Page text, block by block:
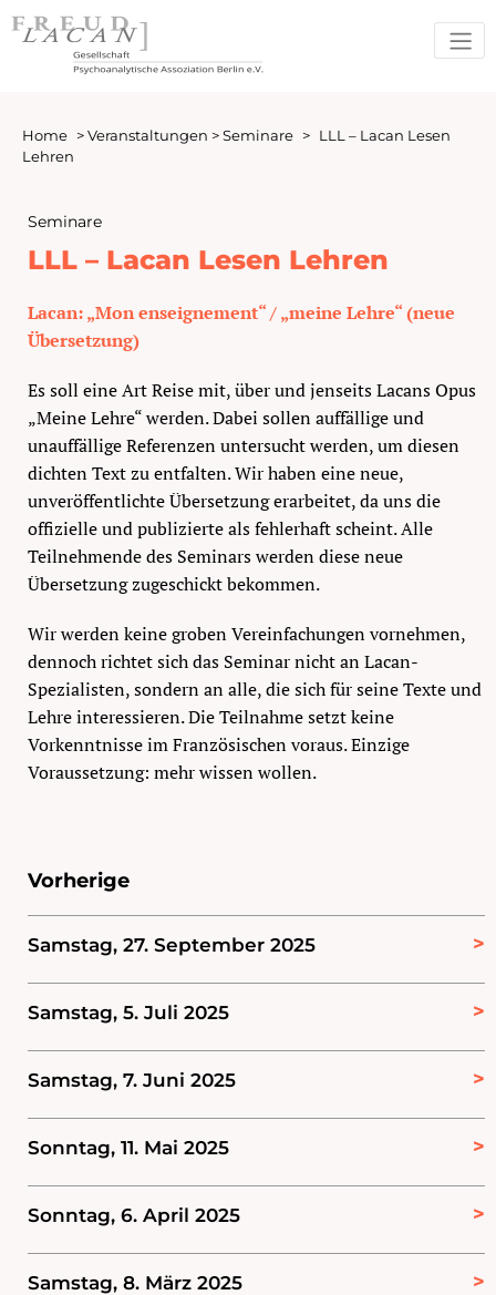
Home >Veranstaltungen >Seminare > LLL – Lacan Lesen
Lehren
Seminare
LLL – Lacan Lesen Lehren
Lacan: „Mon enseignement“ / „meine Lehre“ (neue
Übersetzung)
Es soll eine Art Reise mit, über und jenseits Lacans Opus
„Meine Lehre“ werden. Dabei sollen auffällige und
unauffällige Referenzen untersucht werden, um diesen
dichten Text zu entfalten. Wir haben eine neue,
unveröffentlichte Übersetzung erarbeitet, da uns die
offizielle und publizierte als fehlerhaft scheint. Alle
Teilnehmende des Seminars werden diese neue
Übersetzung zugeschickt bekommen.
Wir werden keine groben Vereinfachungen vornehmen,
dennoch richtet sich das Seminar nicht an Lacan-
Spezialisten, sondern an alle, die sich für seine Texte und
Lehre interessieren. Die Teilnahme setzt keine
Vorkenntnisse im Französischen voraus. Einzige
Voraussetzung: mehr wissen wollen.
Vorherige
Samstag, 27. September 2025
Samstag, 5. Juli 2025
Samstag, 7. Juni 2025
Sonntag, 11. Mai 2025
Sonntag, 6. April 2025
Samstag, 8. März 2025